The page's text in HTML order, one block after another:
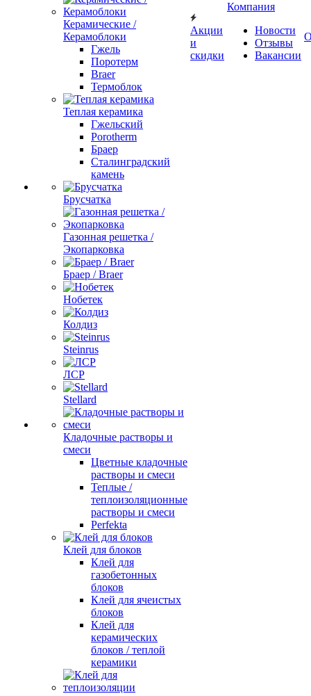
Керамические /
Керамоблоки
Гжель
Поротерм
Braer
Термоблок
Теплая керамика
Гжельский
Porotherm
Браер
Сталинградский
камень
Брусчатка
Газонная решетка /
Экопарковка
Браер / Braer
Нобетек
Колдиз
Steinrus
ЛСР
Stellard
Кладочные растворы и
смеси
Цветные кладочные
растворы и смеси
Теплые /
теплоизоляционные
растворы и смеси
Perfekta
Клей для блоков
Клей для
газобетонных
блоков
Клей для ячеистых
блоков
Клей для
керамических
блоков / теплой
керамики
Акции
и
скидки
Компания
Новости
Отзывы
Вакансии